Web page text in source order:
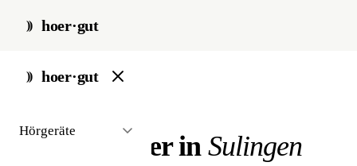
hoer·gut
hoer·gut
Hörgeräte
start / akustiker / sulingen
Hörakustiker in Sulingen